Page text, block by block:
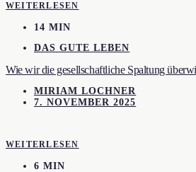
WEITERLESEN
14 MIN
DAS GUTE LEBEN
Wie wir die gesellschaftliche Spaltung
MIRIAM LOCHNER
7. NOVEMBER 2025
WEITERLESEN
6 MIN